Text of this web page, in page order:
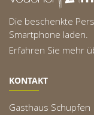
Die beschenkte
Smartphone laden.
Erfahren Sie mehr
KONTAKT
Gasthaus Schupfen